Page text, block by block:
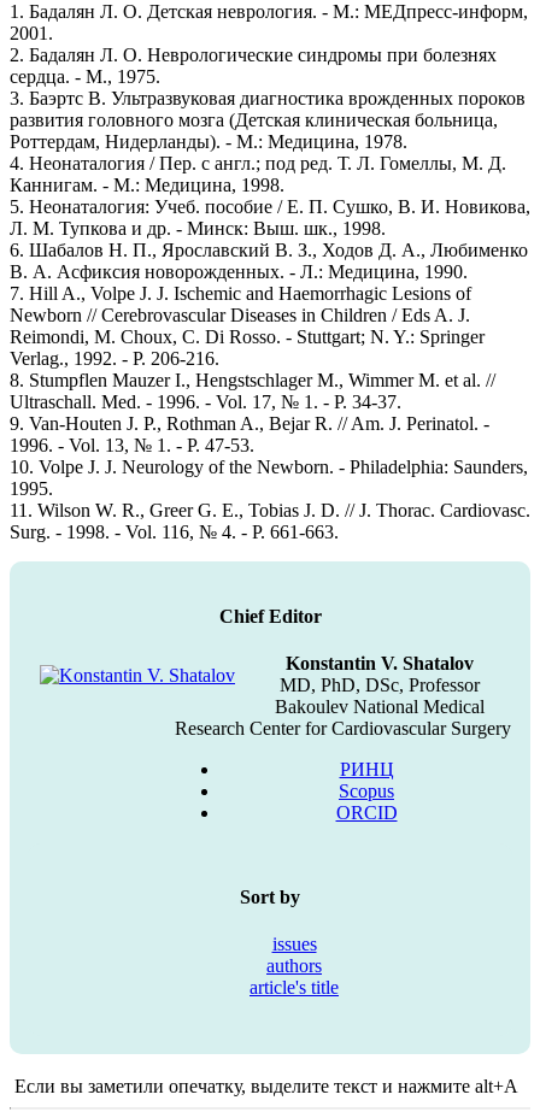
1. Бадалян Л. О. Детская неврология. - М.: МЕДпресс-информ,
2001.
2. Бадалян Л. О. Неврологические синдромы при болезнях
сердца. - М., 1975.
3. Баэртс В. Ультразвуковая диагностика врожденных пороков
развития головного мозга (Детская клиническая больница,
Роттердам, Нидерланды). - М.: Медицина, 1978.
4. Неонаталогия / Пер. с англ.; под ред. Т. Л. Гомеллы, М. Д.
Каннигам. - М.: Медицина, 1998.
5. Неонаталогия: Учеб. пособие / Е. П. Сушко, В. И. Новикова,
Л. М. Тупкова и др. - Минск: Выш. шк., 1998.
6. Шабалов Н. П., Ярославский В. З., Ходов Д. А., Любименко
В. А. Асфиксия новорожденных. - Л.: Медицина, 1990.
7. Hill A., Volpe J. J. Ischemic and Haemorrhagic Lesions of
Newborn // Cerebrovascular Diseases in Children / Eds A. J.
Reimondi, M. Choux, C. Di Rosso. - Stuttgart; N. Y.: Springer
Verlag., 1992. - P. 206-216.
8. Stumpflen Mauzer I., Hengstschlager M., Wimmer M. et al. //
Ultraschall. Med. - 1996. - Vol. 17, № 1. - P. 34-37.
9. Van-Houten J. P., Rothman A., Bejar R. // Am. J. Perinatol. -
1996. - Vol. 13, № 1. - P. 47-53.
10. Volpe J. J. Neurology of the Newborn. - Philadelphia: Saunders,
1995.
11. Wilson W. R., Greer G. E., Tobias J. D. // J. Thorac. Cardiovasc.
Surg. - 1998. - Vol. 116, № 4. - P. 661-663.
Chief Editor
Konstantin V. Shatalov
MD, PhD, DSc, Professor
Bakoulev National Medical
Research Center for Cardiovascular Surgery
РИНЦ
Scopus
ORCID
Sort by
issues
authors
article's title
Если вы заметили опечатку, выделите текст и нажмите alt+A